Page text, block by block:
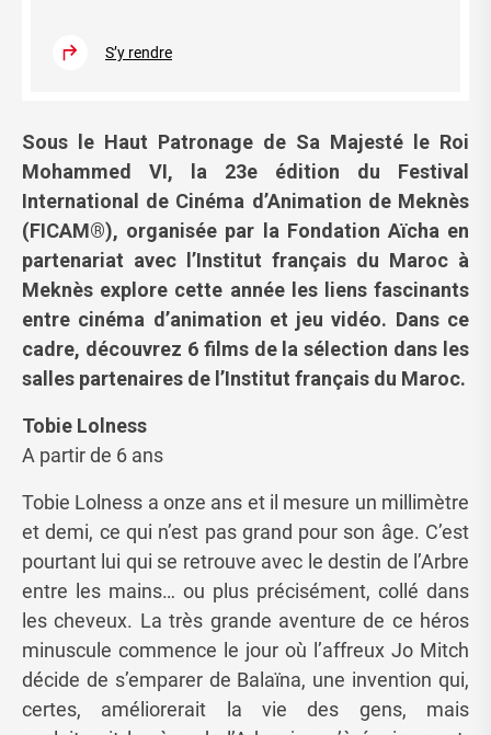
S’y rendre
Sous le Haut Patronage de Sa Majesté le Roi
Mohammed VI, la 23e édition du Festival
International de Cinéma d’Animation de Meknès
(FICAM®), organisée par la Fondation Aïcha en
partenariat avec l’Institut français du Maroc à
Meknès explore cette année les liens fascinants
entre cinéma d’animation et jeu vidéo. Dans ce
cadre, découvrez 6 films de la sélection dans les
salles partenaires de l’Institut français du Maroc.
Tobie Lolness
A partir de 6 ans
Tobie Lolness a onze ans et il mesure un millimètre
et demi, ce qui n’est pas grand pour son âge. C’est
pourtant lui qui se retrouve avec le destin de l’Arbre
entre les mains… ou plus précisément, collé dans
les cheveux. La très grande aventure de ce héros
minuscule commence le jour où l’affreux Jo Mitch
décide de s’emparer de Balaïna, une invention qui,
certes, améliorerait la vie des gens, mais